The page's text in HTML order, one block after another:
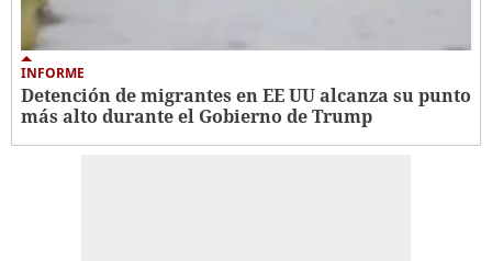
INFORME
Detención de migrantes en EE UU alcanza su punto
más alto durante el Gobierno de Trump